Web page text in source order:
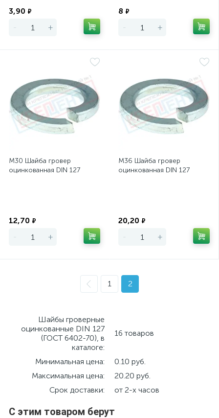
3,90 ₽
- +
8 ₽
- +
М30 Шайба гровер
оцинкованная DIN 127
12,70 ₽
- +
М36 Шайба гровер
оцинкованная DIN 127
20,20 ₽
- +
1 2
Шайбы гроверные
оцинкованные DIN 127
(ГОСТ 6402-70), в
каталоге:
16 товаров
Минимальная цена:
0.10 руб.
Максимальная цена:
20.20 руб.
Срок доставки:
от 2-х часов
С этим товаром берут